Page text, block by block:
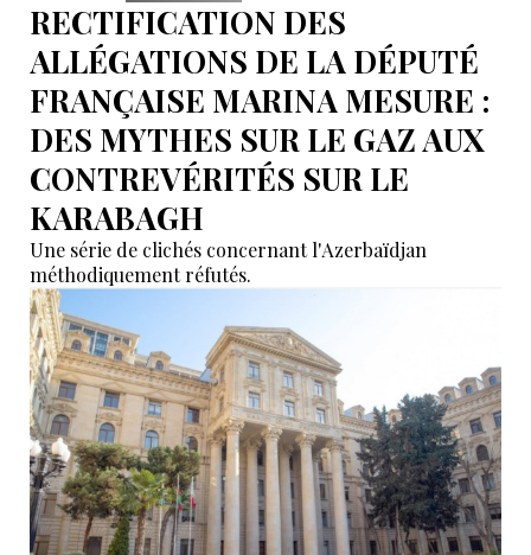
RECTIFICATION DES
ALLÉGATIONS DE LA DÉPUTÉ
FRANÇAISE MARINA MESURE :
DES MYTHES SUR LE GAZ AUX
CONTREVÉRITÉS SUR LE
KARABAGH
Une série de clichés concernant l'Azerbaïdjan
méthodiquement réfutés.